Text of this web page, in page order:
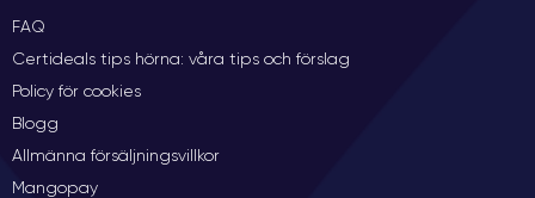
FAQ
Certideals tips hörna: våra tips och förslag
Policy för cookies
Blogg
Allmänna försäljningsvillkor
Mangopay